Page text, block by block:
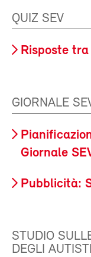
QUIZ SEV
Risposte
GIORNALE
Giornale
Pubblicità:
STUDIO
DEGLI